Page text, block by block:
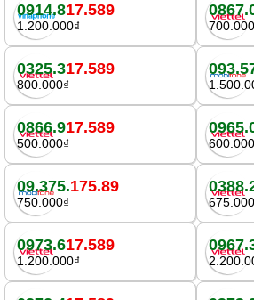
0914.817.589
1.200.000₫
0325.317.589
800.000₫
0866.917.589
500.000₫
09.375.175.89
750.000₫
0973.617.589
1.200.000₫